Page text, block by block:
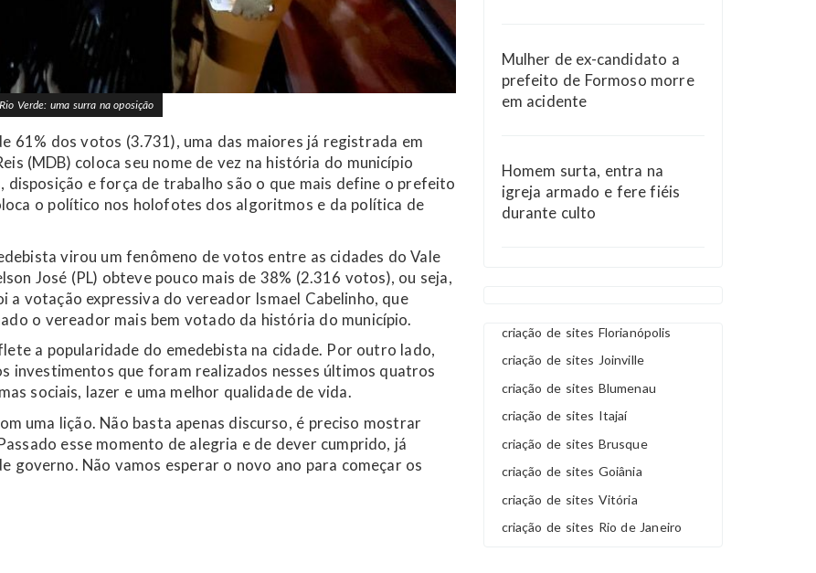
Verde: uma surra na oposição
61% dos votos (3.731), uma das maiores já registrada em
(MDB) coloca seu nome de vez na história do município
disposição e força de trabalho são o que mais define o prefeito
o político nos holofotes dos algoritmos e da política de
virou um fenômeno de votos entre as cidades do Vale
José (PL) obteve pouco mais de 38% (2.316 votos), ou seja,
votação expressiva do vereador Ismael Cabelinho, que
o vereador mais bem votado da história do município.
a popularidade do emedebista na cidade. Por outro lado,
investimentos que foram realizados nesses últimos quatros
sociais, lazer e uma melhor qualidade de vida.
uma lição. Não basta apenas discurso, é preciso mostrar
esse momento de alegria e de dever cumprido, já
governo. Não vamos esperar o novo ano para começar os
Mulher de ex-candidato a
prefeito de Formoso morre
em acidente
Homem surta, entra na
igreja armado e fere fiéis
durante culto
criação de sites Florianópolis
criação de sites Joinville
criação de sites Blumenau
criação de sites Itajaí
criação de sites Brusque
criação de sites Goiânia
criação de sites Vitória
criação de sites Rio de Janeiro